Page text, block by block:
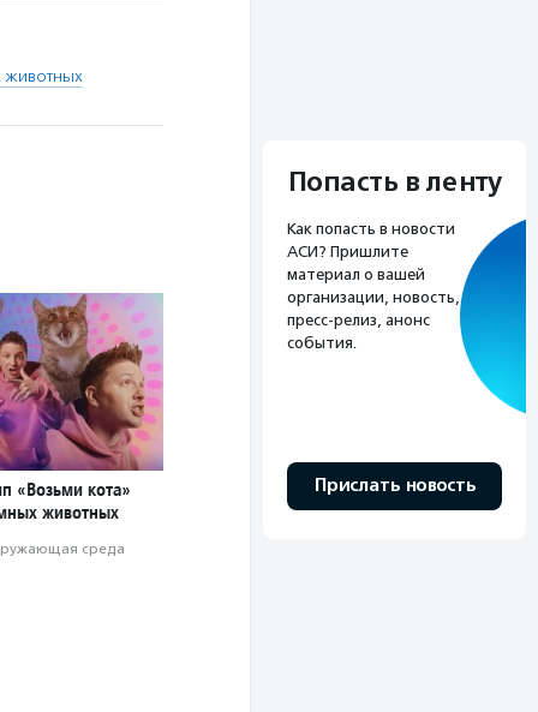
животных
«Возьми кота»
животных
среда
Попасть в ленту
Как попасть в новости
АСИ? Пришлите
материал о вашей
организации, новость,
пресс-релиз, анонс
события.
Прислать новость